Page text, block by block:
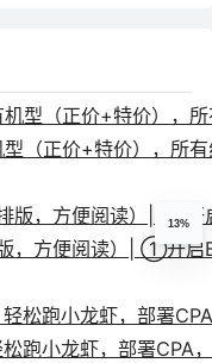
（正价+特价），所
，方便阅读）| ①开
跑小龙虾，部署CPA
13%